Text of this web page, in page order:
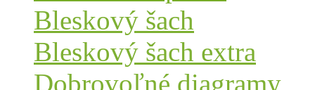
Bleskový šach
Bleskový šach extra
Dobrovoľné diagramy